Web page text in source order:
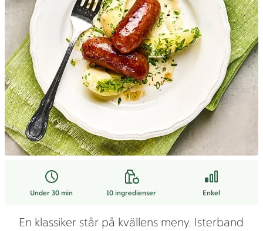
Under 30 min 10ingredienser Enkel
En klassiker står på kvällens meny. Isterband